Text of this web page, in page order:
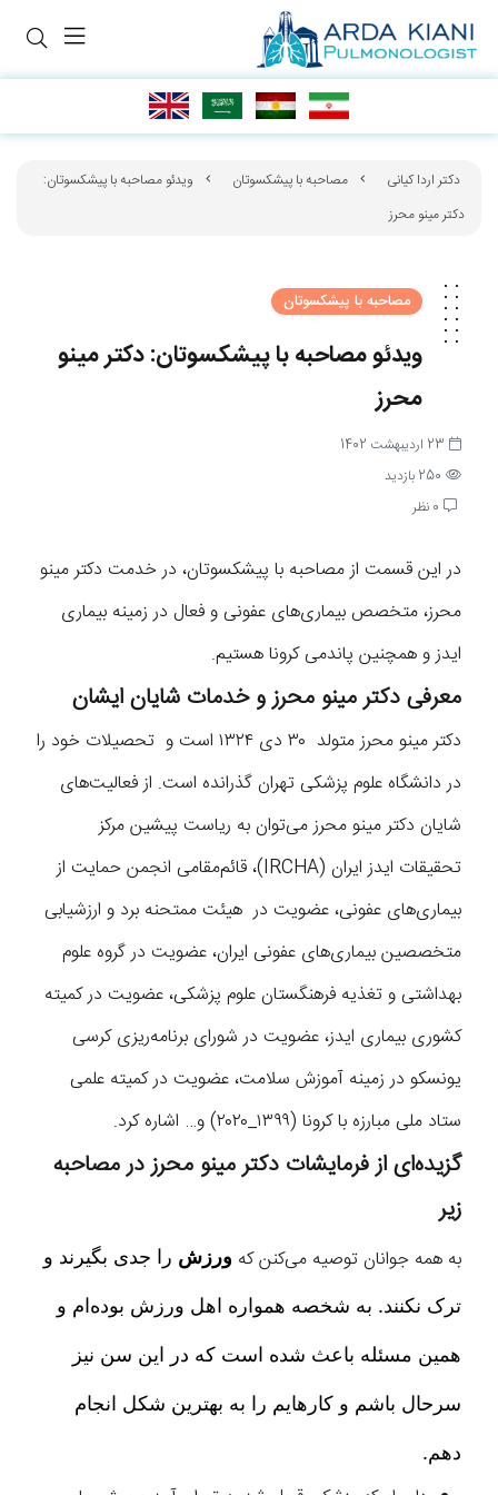
دکتر اردا کیانی مصاحبه با پیشکسوتان
ویدئو مصاحبه با پیشکسوتان:
دکتر مینو محرز
مصاحبه با پیشکسوتان
ویدئو مصاحبه با پیشکسوتان: دکتر مینو
محرز
23 اردیبهشت 1402
250 بازدید
0 نظر
در این قسمت از مصاحبه با پیشکسوتان، در خدمت دکتر مینو
محرز، متخصص بیماری‌های عفونی و فعال در زمینه بیماری
ایدز و همچنین پاندمی کرونا هستیم.
معرفی دکتر مینو محرز و خدمات شایان ایشان
دکتر مینو محرز متولد ۳۰ دی ۱۳۲۴ است و تحصیلات خود را
در دانشگاه علوم پزشکی تهران گذرانده است. از فعالیت‌های
شایان دکتر مینو محرز می‌توان به ریاست پیشین مرکز
تحقیقات ایدز ایران (IRCHA)، قائم‌مقامی انجمن حمایت از
بیماری‌های عفونی، عضویت در هیئت ممتحنه برد و ارزشیابی
متخصصین بیماری‌های عفونی ایران، عضویت در گروه علوم
بهداشتی و تغذیه فرهنگستان علوم پزشکی، عضویت در کمیته
کشوری بیماری ایدز، عضویت در شورای برنامه‌ریزی کرسی
یونسکو در زمینه آموزش سلامت، عضویت در کمیته علمی
ستاد ملی مبارزه با کرونا (۱۳۹۹_۲۰۲۰) و… اشاره کرد.
گزیده‌ای از فرمایشات دکتر مینو محرز در مصاحبه
زیر
به همه جوانان توصیه می‌کنن که ورزش را جدی بگیرند و
ترک نکنند. به شخصه همواره اهل ورزش بوده‌ام و
همین مسئله باعث شده است که در این سن نیز
سرحال باشم و کارهایم را به بهترین شکل انجام
دهم.